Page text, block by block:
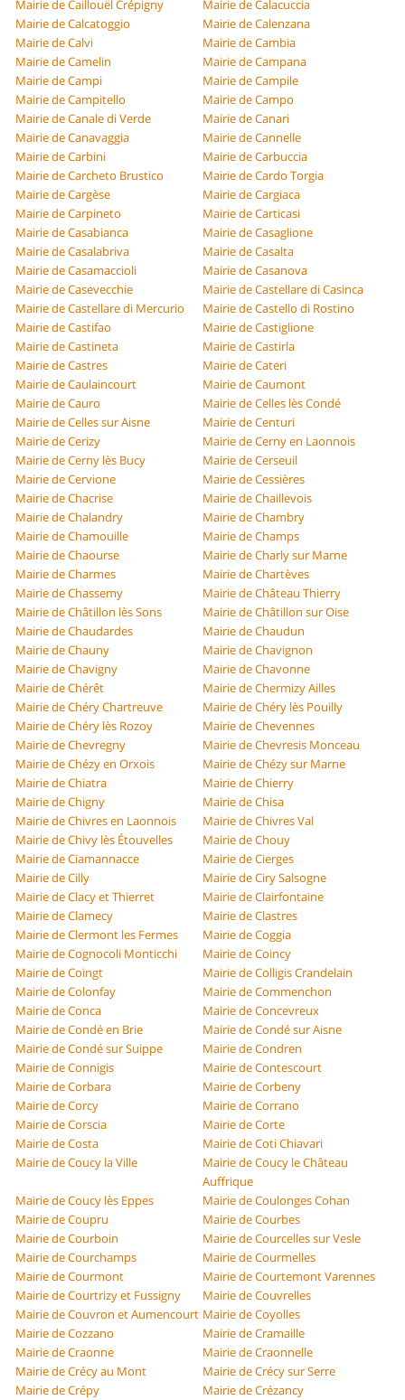
Mairie de Caillouël Crépigny
Mairie de Calacuccia
Mairie de Calcatoggio
Mairie de Calenzana
Mairie de Calvi
Mairie de Cambia
Mairie de Camelin
Mairie de Campana
Mairie de Campi
Mairie de Campile
Mairie de Campitello
Mairie de Campo
Mairie de Canale di Verde
Mairie de Canari
Mairie de Canavaggia
Mairie de Cannelle
Mairie de Carbini
Mairie de Carbuccia
Mairie de Carcheto Brustico
Mairie de Cardo Torgia
Mairie de Cargèse
Mairie de Cargiaca
Mairie de Carpineto
Mairie de Carticasi
Mairie de Casabianca
Mairie de Casaglione
Mairie de Casalabriva
Mairie de Casalta
Mairie de Casamaccioli
Mairie de Casanova
Mairie de Casevecchie
Mairie de Castellare di Casinca
Mairie de Castellare di Mercurio
Mairie de Castello di Rostino
Mairie de Castifao
Mairie de Castiglione
Mairie de Castineta
Mairie de Castirla
Mairie de Castres
Mairie de Cateri
Mairie de Caulaincourt
Mairie de Caumont
Mairie de Cauro
Mairie de Celles lès Condé
Mairie de Celles sur Aisne
Mairie de Centuri
Mairie de Cerizy
Mairie de Cerny en Laonnois
Mairie de Cerny lès Bucy
Mairie de Cerseuil
Mairie de Cervione
Mairie de Cessières
Mairie de Chacrise
Mairie de Chaillevois
Mairie de Chalandry
Mairie de Chambry
Mairie de Chamouille
Mairie de Champs
Mairie de Chaourse
Mairie de Charly sur Marne
Mairie de Charmes
Mairie de Chartèves
Mairie de Chassemy
Mairie de Château Thierry
Mairie de Châtillon lès Sons
Mairie de Châtillon sur Oise
Mairie de Chaudardes
Mairie de Chaudun
Mairie de Chauny
Mairie de Chavignon
Mairie de Chavigny
Mairie de Chavonne
Mairie de Chérêt
Mairie de Chermizy Ailles
Mairie de Chéry Chartreuve
Mairie de Chéry lès Pouilly
Mairie de Chéry lès Rozoy
Mairie de Chevennes
Mairie de Chevregny
Mairie de Chevresis Monceau
Mairie de Chézy en Orxois
Mairie de Chézy sur Marne
Mairie de Chiatra
Mairie de Chierry
Mairie de Chigny
Mairie de Chisa
Mairie de Chivres en Laonnois
Mairie de Chivres Val
Mairie de Chivy lès Étouvelles
Mairie de Chouy
Mairie de Ciamannacce
Mairie de Cierges
Mairie de Cilly
Mairie de Ciry Salsogne
Mairie de Clacy et Thierret
Mairie de Clairfontaine
Mairie de Clamecy
Mairie de Clastres
Mairie de Clermont les Fermes
Mairie de Coggia
Mairie de Cognocoli Monticchi
Mairie de Coincy
Mairie de Coingt
Mairie de Colligis Crandelain
Mairie de Colonfay
Mairie de Commenchon
Mairie de Conca
Mairie de Concevreux
Mairie de Condé en Brie
Mairie de Condé sur Aisne
Mairie de Condé sur Suippe
Mairie de Condren
Mairie de Connigis
Mairie de Contescourt
Mairie de Corbara
Mairie de Corbeny
Mairie de Corcy
Mairie de Corrano
Mairie de Corscia
Mairie de Corte
Mairie de Costa
Mairie de Coti Chiavari
Mairie de Coucy la Ville
Mairie de Coucy le Château
Auffrique
Mairie de Coucy lès Eppes
Mairie de Coulonges Cohan
Mairie de Coupru
Mairie de Courbes
Mairie de Courboin
Mairie de Courcelles sur Vesle
Mairie de Courchamps
Mairie de Courmelles
Mairie de Courmont
Mairie de Courtemont Varennes
Mairie de Courtrizy et Fussigny
Mairie de Couvrelles
Mairie de Couvron et Aumencourt Mairie de Coyolles
Mairie de Cozzano
Mairie de Cramaille
Mairie de Craonne
Mairie de Craonnelle
Mairie de Crécy au Mont
Mairie de Crécy sur Serre
Mairie de Crépy
Mairie de Crézancy